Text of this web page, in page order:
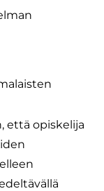
että opiskelija